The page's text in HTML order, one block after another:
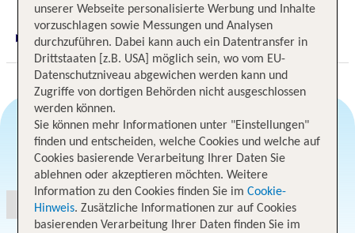
Digitaler und telefonischer 24/7 TUI Service
Angebotsauswahl
unserer Webseite personalisierte Werbung und Inhalte
vorzuschlagen sowie Messungen und Analysen
durchzuführen. Dabei kann auch ein Datentransfer in
Drittstaaten [z.B. USA] möglich sein, wo vom EU-
Datenschutzniveau abgewichen werden kann und
Zugriffe von dortigen Behörden nicht ausgeschlossen
werden können.
Sie können mehr Informationen unter "Einstellungen"
finden und entscheiden, welche Cookies und welche auf
Cookies basierende Verarbeitung Ihrer Daten Sie
ablehnen oder akzeptieren möchten. Weitere
Information zu den Cookies finden Sie im Cookie-
Hinweis. Zusätzliche Informationen zur auf Cookies
basierenden Verarbeitung Ihrer Daten finden Sie im